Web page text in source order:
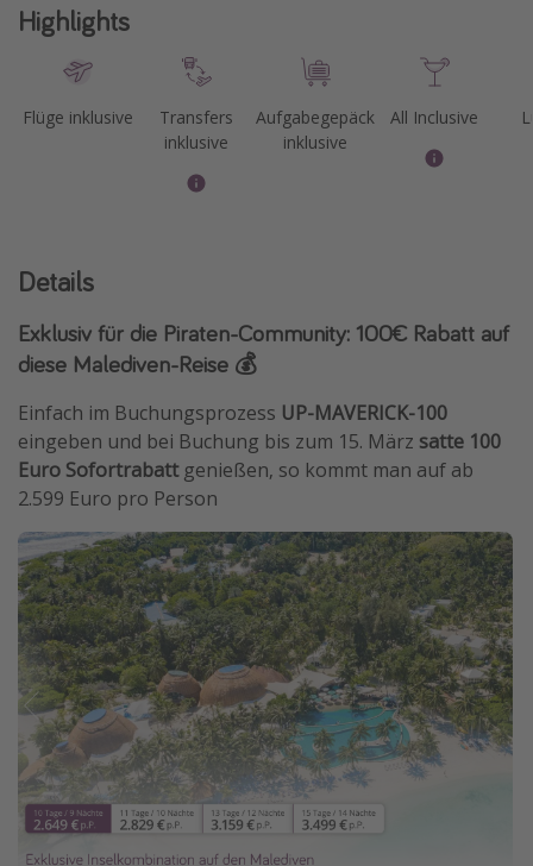
Highlights
Flüge inklusive
Transfers
inklusive
Aufgabegepäck
inklusive
All Inclusive
Details
Exklusiv für die Piraten-Community: 100€ Rabatt auf
diese Malediven-Reise 💰
Einfach im Buchungsprozess UP-MAVERICK-100
eingeben und bei Buchung bis zum 15. März satte 100
Euro Sofortrabattgenießen, so kommt man auf ab
2.599 Euro pro Person